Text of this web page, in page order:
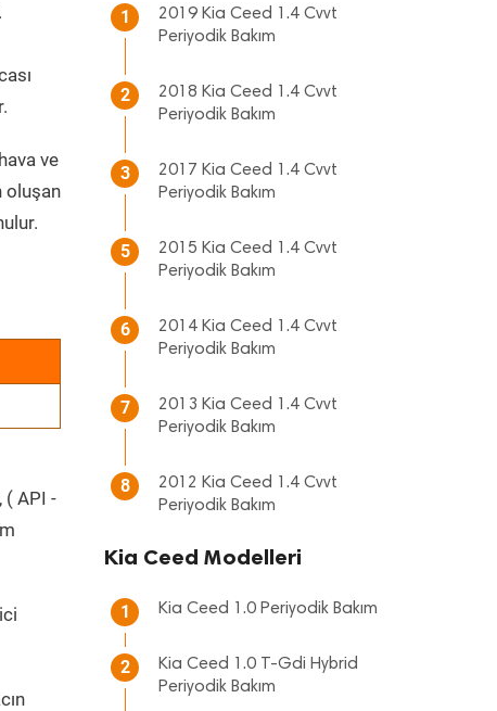
ve
oluşan
( API -
1
2019 Kia Ceed 1.4 Cvvt
Periyodik Bakım
2
2018 Kia Ceed 1.4 Cvvt
Periyodik Bakım
3
2017 Kia Ceed 1.4 Cvvt
Periyodik Bakım
5
2015 Kia Ceed 1.4 Cvvt
Periyodik Bakım
6
2014 Kia Ceed 1.4 Cvvt
Periyodik Bakım
7
2013 Kia Ceed 1.4 Cvvt
Periyodik Bakım
8
2012 Kia Ceed 1.4 Cvvt
Periyodik Bakım
Kia Ceed Modelleri
1 Kia Ceed 1.0 Periyodik Bakım
2
Kia Ceed 1.0 T-Gdi Hybrid
Periyodik Bakım